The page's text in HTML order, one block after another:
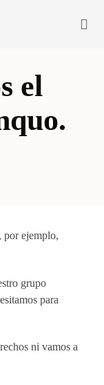
el
por ejemplo,
grupo
para
ni vamos a